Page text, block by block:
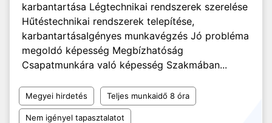
karbantartása Légtechnikai rendszerek szerelése
Hűtéstechnikai rendszerek telepítése,
karbantartása ​​​​​​Igényes munkavégzés Jó probléma
megoldó képesség Megbízhatóság
Csapatmunkára való képesség Szakmában...
Megyei hirdetés Teljes munkaidő 8 óra
Nem igényel tapasztalatot